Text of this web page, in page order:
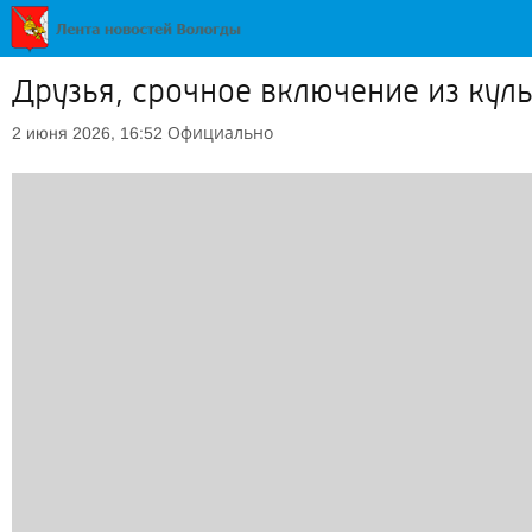
Друзья, срочное включение из
2 июня 2026, 16:52 Официально